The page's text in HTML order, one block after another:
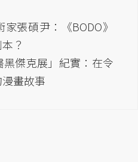
張碩尹：《BODO》
？
傑克展」紀實：在令
畫故事